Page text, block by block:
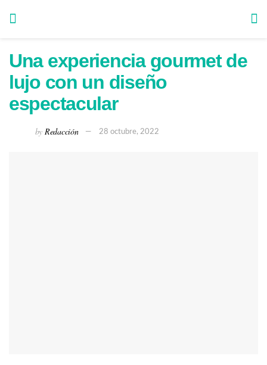
Una experiencia gourmet de
lujo con un diseño
espectacular
by Redacción 28 octubre, 2022